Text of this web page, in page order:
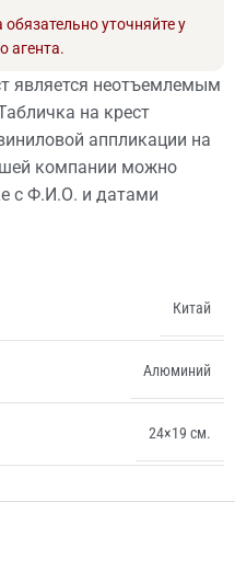
уточняйте у
агента.
является неотъемлемым
на крест
аппликации на
компании можно
с Ф.И.О. и датами
Китай
Алюминий
24×19 см.